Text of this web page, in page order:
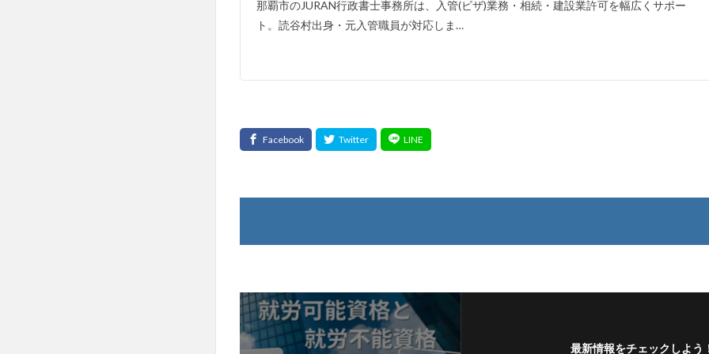
那覇市のJURAN行政書士事務所は、入管(ビザ)業務・相続・建設業許可を幅広くサポー
ト。読谷村出身・元入管職員が対応しま…
最新情報をチェックしよう